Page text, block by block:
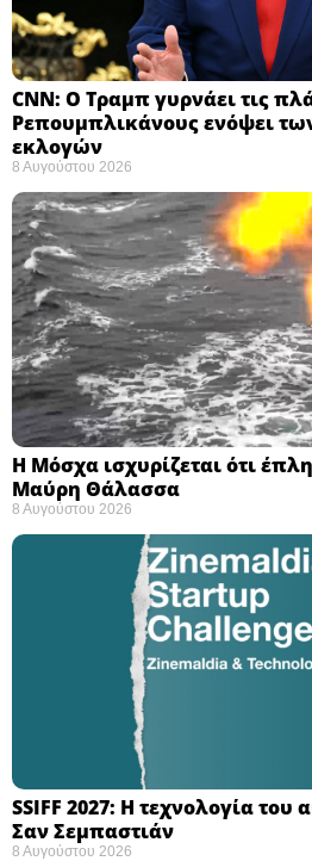
CNN: Ο Τραμπ γυρνάει τις
Ρεπουμπλικάνους ενόψει
εκλογών ​
8 Αυγούστου 2026
Η Μόσχα ισχυρίζεται ότι
Μαύρη Θάλασσα ​
8 Αυγούστου 2026
SSIFF 2027: Η τεχνολογία του
Σαν Σεμπαστιάν ​
8 Αυγούστου 2026